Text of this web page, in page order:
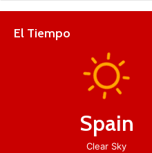
El Tiempo
Spain
Clear Sky